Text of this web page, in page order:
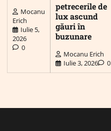
Mocanu
Erich
Iulie 5,
2026
0
petrecerile de
lux ascund
găuri în
buzunare
Mocanu Erich
Iulie 3, 2026
0